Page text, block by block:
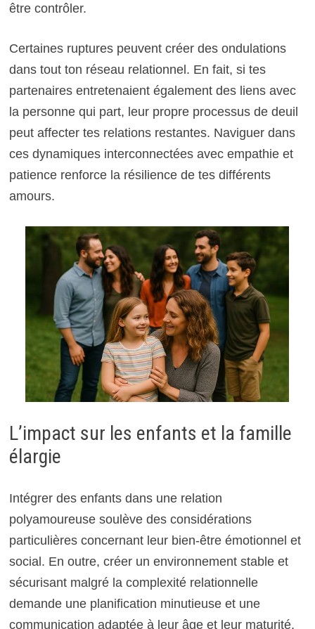
être contrôler.
Certaines ruptures peuvent créer des ondulations
dans tout ton réseau relationnel. En fait, si tes
partenaires entretenaient également des liens avec
la personne qui part, leur propre processus de deuil
peut affecter tes relations restantes. Naviguer dans
ces dynamiques interconnectées avec empathie et
patience renforce la résilience de tes différents
amours.
L’impact sur les enfants et la famille
élargie
Intégrer des enfants dans une relation
polyamoureuse soulève des considérations
particulières concernant leur bien-être émotionnel et
social. En outre, créer un environnement stable et
sécurisant malgré la complexité relationnelle
demande une planification minutieuse et une
communication adaptée à leur âge et leur maturité.